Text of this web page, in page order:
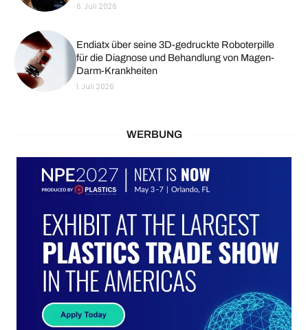
6. Juli 2026
Endiatx über seine 3D-gedruckte Roboterpille
für die Diagnose und Behandlung von Magen-
Darm-Krankheiten
1. Juli 2026
WERBUNG